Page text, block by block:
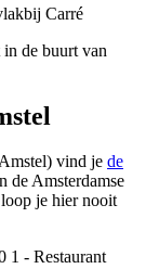
de buurt van
vind je de
de Amsterdamse
je hier nooit